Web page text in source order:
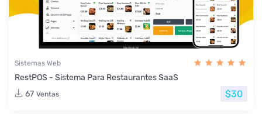
Sistemas Web
RestPOS - Sistema Para Restaurantes SaaS
67 Ventas $30